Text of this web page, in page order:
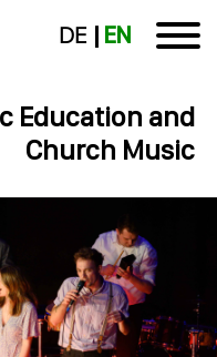
DE EN
Education and
Church Music